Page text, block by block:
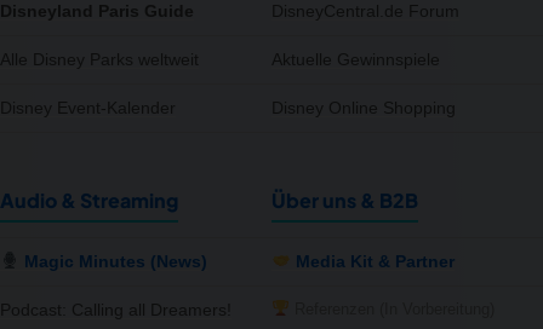
Disneyland Paris Guide
Alle Disney Parks weltweit
Disney Event-Kalender
DisneyCentral.de Forum
Aktuelle Gewinnspiele
Disney Online Shopping
Audio & Streaming
Magic Minutes (News)
Podcast: Calling all Dreamers!
Über uns & B2B
Media Kit & Partner